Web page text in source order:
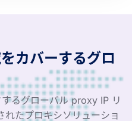
カバーするグロ
るグローバル proxy IP リ
れたプロキシソリューショ